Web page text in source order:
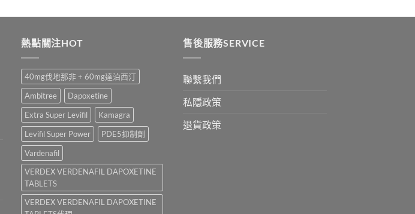
$529
熱點關注HOT
40mg伐地那非 + 60mg達泊西汀
Ambitree
Dapoxetine
Extra Super Levifil
Kamagra
Levifil Super Power
PDE5抑制劑
Vardenafil
VERDEX VERDENAFIL DAPOXETINE
TABLETS
VERDEX VERDENAFIL DAPOXETINE
售後服務SERVICE
聯繫我們
私隱政策
退貨政策